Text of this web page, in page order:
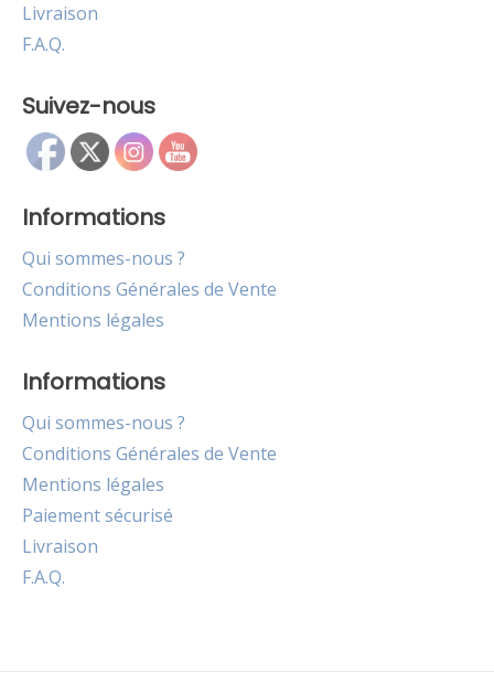
Livraison
F.A.Q.
Suivez-nous
Informations
Qui sommes-nous ?
Conditions Générales de Vente
Mentions légales
Informations
Qui sommes-nous ?
Conditions Générales de Vente
Mentions légales
Paiement sécurisé
Livraison
F.A.Q.